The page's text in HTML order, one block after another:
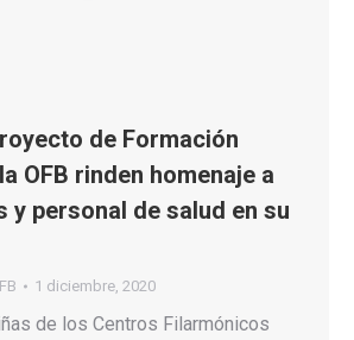
de Formación
OFB rinden homenaje a
y personal de salud en su
1 diciembre, 2020
de los Centros Filarmónicos